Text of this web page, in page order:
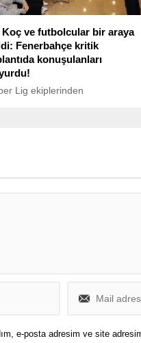
ve futbolcular bir araya
Fenerbahçe kritik
konuşulanları
Lig ekiplerinden
e-posta adresim ve site